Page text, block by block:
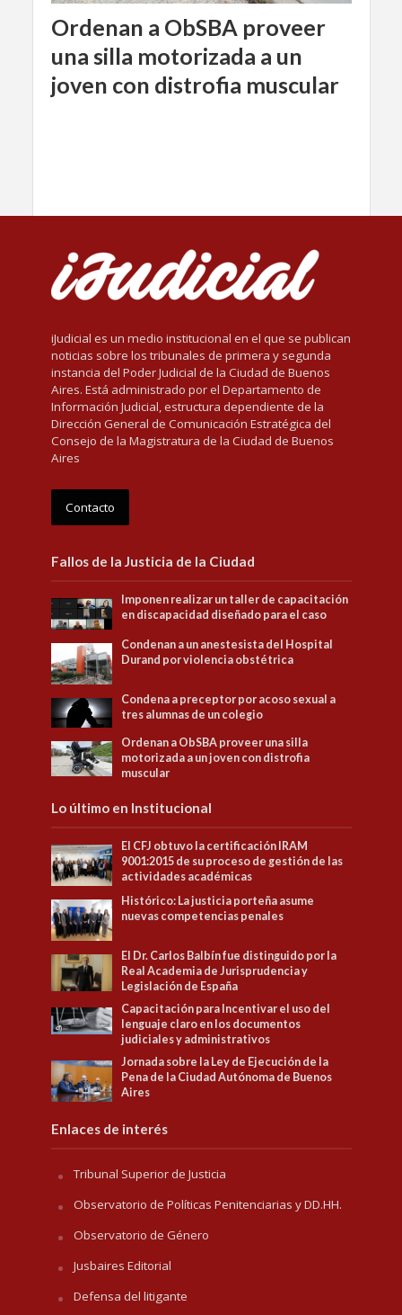
Ordenan a ObSBA proveer
una silla motorizada a un
joven con distrofia muscular
iJudicial es un medio institucional en el que se publican
noticias sobre los tribunales de primera y segunda
instancia del Poder Judicial de la Ciudad de Buenos
Aires. Está administrado por el Departamento de
Información Judicial, estructura dependiente de la
Dirección General de Comunicación Estratégica del
Consejo de la Magistratura de la Ciudad de Buenos
Aires
Contacto
Fallos de la Justicia de la Ciudad
Imponen realizar un taller de capacitación
en discapacidad diseñado para el caso
Condenan a un anestesista del Hospital
Durand por violencia obstétrica
Condena a preceptor por acoso sexual a
tres alumnas de un colegio
Ordenan a ObSBA proveer una silla
motorizada a un joven con distrofia
muscular
Lo último en Institucional
El CFJ obtuvo la certificación IRAM
9001:2015 de su proceso de gestión de las
actividades académicas
Histórico: La justicia porteña asume
nuevas competencias penales
El Dr. Carlos Balbín fue distinguido por la
Real Academia de Jurisprudencia y
Legislación de España
Capacitación para Incentivar el uso del
lenguaje claro en los documentos
judiciales y administrativos
Jornada sobre la Ley de Ejecución de la
Pena de la Ciudad Autónoma de Buenos
Aires
Enlaces de interés
Tribunal Superior de Justicia
Observatorio de Políticas Penitenciarias y DD.HH.
Observatorio de Género
Jusbaires Editorial
Defensa del litigante